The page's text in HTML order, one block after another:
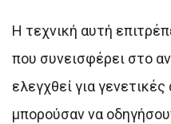
Η τεχνική αυτή
που συνεισφέρει στο
ελεγχθεί για
μπορούσαν να